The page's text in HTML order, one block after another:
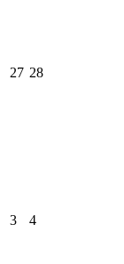
27 28
3 4